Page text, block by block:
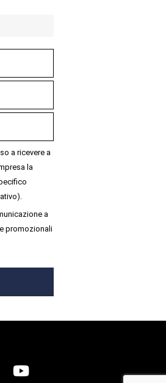
a ricevere a
la
a
promozionali